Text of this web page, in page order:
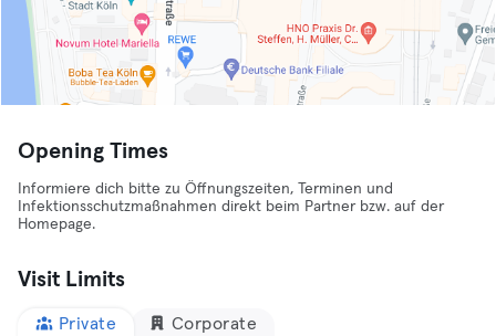
Opening Times
Informiere dich bitte zu Öffnungszeiten, Terminen und
Infektionsschutzmaßnahmen direkt beim Partner bzw. auf der
Homepage.
Visit Limits
Private Corporate